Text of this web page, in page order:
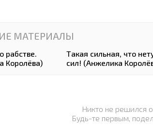
МАТЕРИАЛЫ
рабстве.
Королёва)
Такая сильная, что
сил! (Анжелика
Никто не решился
Будь-те первым,